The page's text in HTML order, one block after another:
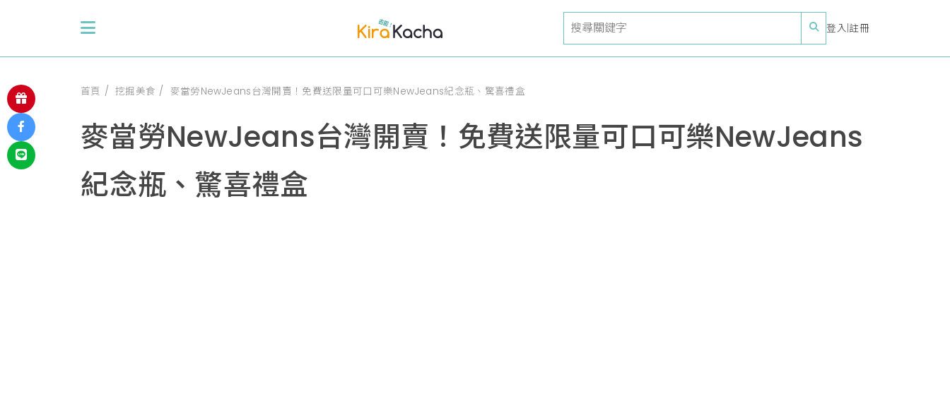
登入 註冊
首頁 挖掘美食 麥當勞NewJeans台灣開賣！免費送限量可口可樂NewJeans紀念瓶、驚喜禮盒
麥當勞NewJeans台灣開賣！免費送限量可口可樂NewJeans
紀念瓶、驚喜禮盒